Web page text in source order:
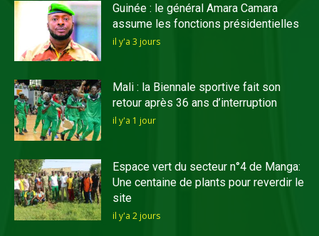
Guinée : le général Amara Camara
assume les fonctions présidentielles
il y'a 3 jours
Mali : la Biennale sportive fait son
retour après 36 ans d’interruption
il y'a 1 jour
Espace vert du secteur n°4 de Manga:
Une centaine de plants pour reverdir le
site
il y'a 2 jours